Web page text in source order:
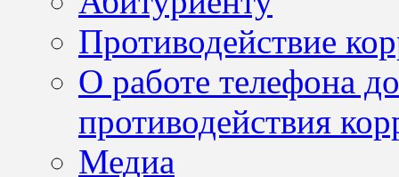
Противодействие
О работе телефона
противодействия
Медиа